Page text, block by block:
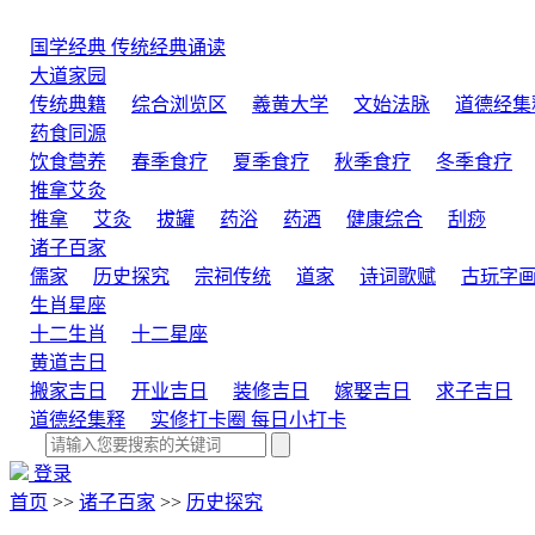
国学经典 传统经典诵读
大道家园
传统典籍
综合浏览区 羲黄大学 文始法脉
道德经集
药食同源
饮食营养
春季食疗 夏季食疗 秋季食疗 冬季食疗
推拿艾灸
推拿
艾灸 拔罐 药浴 药酒 健康综合
刮痧
诸子百家
儒家
历史探究 宗祠传统 道家 诗词歌赋 古玩字画
生肖星座
十二生肖
十二星座
黄道吉日
搬家吉日
开业吉日 装修吉日 嫁娶吉日
求子吉日
道德经集释
实修打卡圈 每日小打卡
登录
首页 >> 诸子百家 >> 历史探究